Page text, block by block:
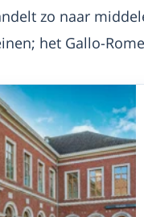
zo naar
het Gallo-